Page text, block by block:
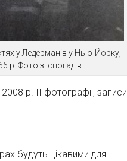
у Ледерманів у Нью-Йорку,
р. Фото зі спогадів.
р. ЇЇ фотографії, записи
будуть цікавими для